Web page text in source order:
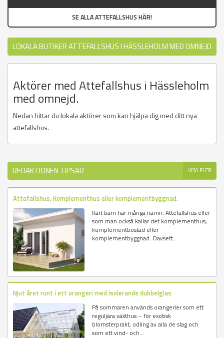
SE ALLA ATTEFALLSHUS HÄR!
LOKALA BUTIKER ATTEFALLSHUS I HÄSSLEHOLM MED OMNEJD
Aktörer med Attefallshus i Hässleholm
med omnejd.
Nedan hittar du lokala aktörer som kan hjälpa dig med ditt nya
attefallshus.
REDAKTIONEN TIPSAR VISA FLER
Attefallshus, Komplementhus eller komplementbyggnad.
Kärt barn har många namn. Attefallshus eller
som man också kallar det komplementhus,
komplementbostad eller
komplementbyggnad. Oavsett...
Njut året runt i ett orangeri med isolerande dubbelglas
På sommaren används orangerier som ett
reguljära växthus – för exotisk
blomsterprakt, odling av alla de slag och
som ett vind- och...